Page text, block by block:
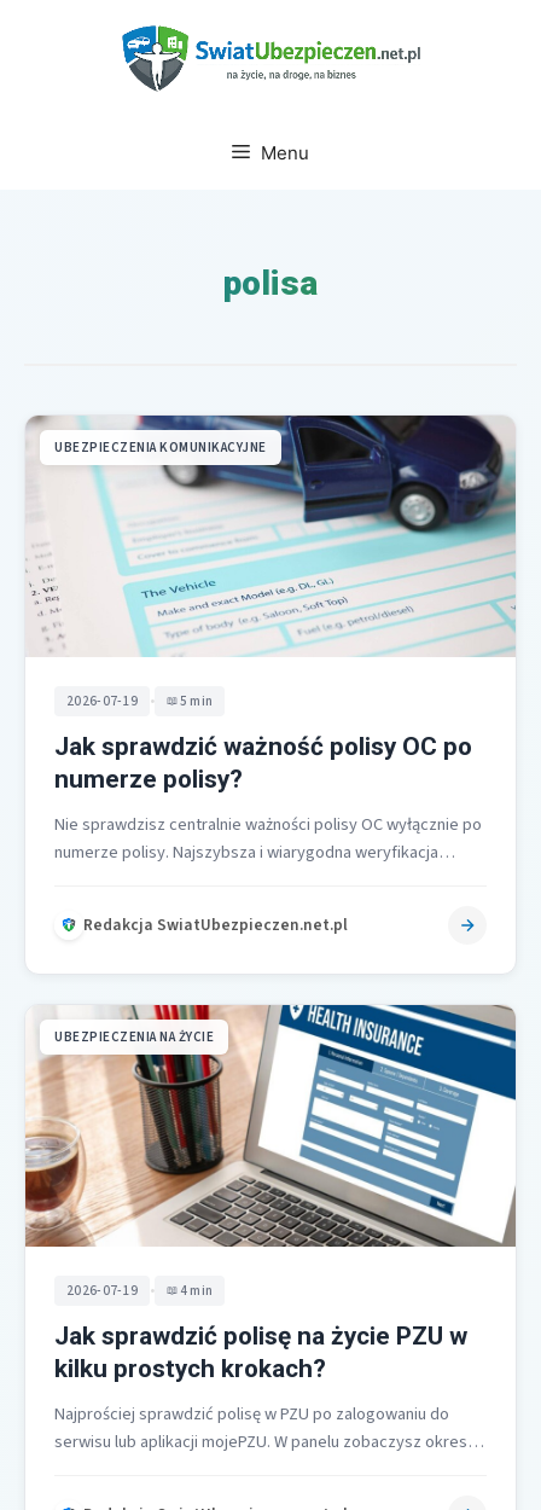
Menu
polisa
UBEZPIECZENIA KOMUNIKACYJNE
2026-07-19 • 5 min
Jak sprawdzić ważność polisy OC po
numerze polisy?
Nie sprawdzisz centralnie ważności polisy OC wyłącznie po
numerze polisy. Najszybsza i wiarygodna weryfikacja
Redakcja SwiatUbezpieczen.net.pl
UBEZPIECZENIA NA ŻYCIE
2026-07-19 • 4 min
Jak sprawdzić polisę na życie PZU w
kilku prostych krokach?
Najprościej sprawdzić polisę w PZU po zalogowaniu do
serwisu lub aplikacji mojePZU. W panelu zobaczysz okres